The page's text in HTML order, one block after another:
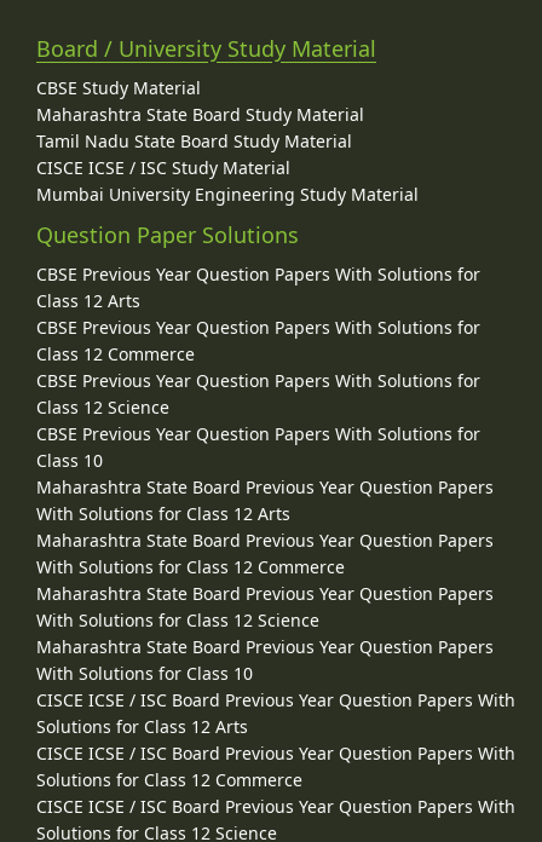
Board / University Study Material
CBSE Study Material
Maharashtra State Board Study Material
Tamil Nadu State Board Study Material
CISCE ICSE / ISC Study Material
Mumbai University Engineering Study Material
Question Paper Solutions
CBSE Previous Year Question Papers With Solutions for
Class 12 Arts
CBSE Previous Year Question Papers With Solutions for
Class 12 Commerce
CBSE Previous Year Question Papers With Solutions for
Class 12 Science
CBSE Previous Year Question Papers With Solutions for
Class 10
Maharashtra State Board Previous Year Question Papers
With Solutions for Class 12 Arts
Maharashtra State Board Previous Year Question Papers
With Solutions for Class 12 Commerce
Maharashtra State Board Previous Year Question Papers
With Solutions for Class 12 Science
Maharashtra State Board Previous Year Question Papers
With Solutions for Class 10
CISCE ICSE / ISC Board Previous Year Question Papers With
Solutions for Class 12 Arts
CISCE ICSE / ISC Board Previous Year Question Papers With
Solutions for Class 12 Commerce
CISCE ICSE / ISC Board Previous Year Question Papers With
Solutions for Class 12 Science